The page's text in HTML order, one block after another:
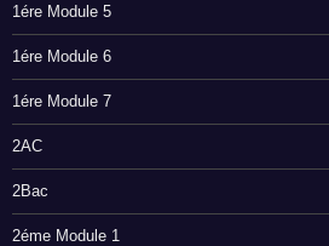
1ére Module 5
1ére Module 6
1ére Module 7
2AC
2Bac
2éme Module 1